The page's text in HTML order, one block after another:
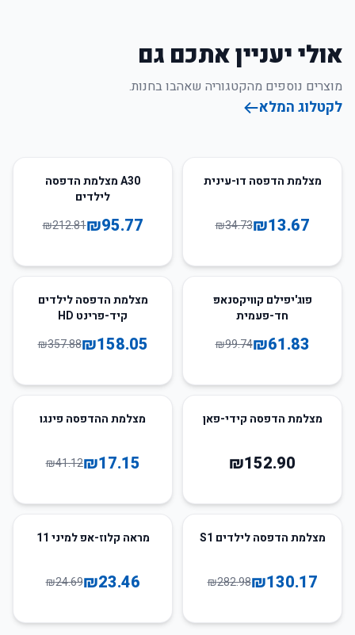
אולי יעניין אתכם גם
מוצרים נוספים מהקטגוריה שאהבו בחנות.
לקטלוג המלא
61
מצלמת הדפסה דו-עינית
₪13.67
₪34.73
A30 מצלמת הדפסה
לילדים
₪95.77
₪212.81
38פוג'יפילם קוויקסנאפּ
חד-פעמית
₪61.83
₪99.74
56
מצלמת הדפסה לילדים
קיד-פרינט HD
₪158.05
₪357.88
מצלמת הדפסה קידי-פאן
₪152.90
58
מצלמת ההדפסה פינגו
₪17.15
₪41.12
54%מצלמת הדפסה לילדים S1
₪130.17
₪282.98
5מראה קלוז-אפ למיני 11
₪23.46
₪24.69